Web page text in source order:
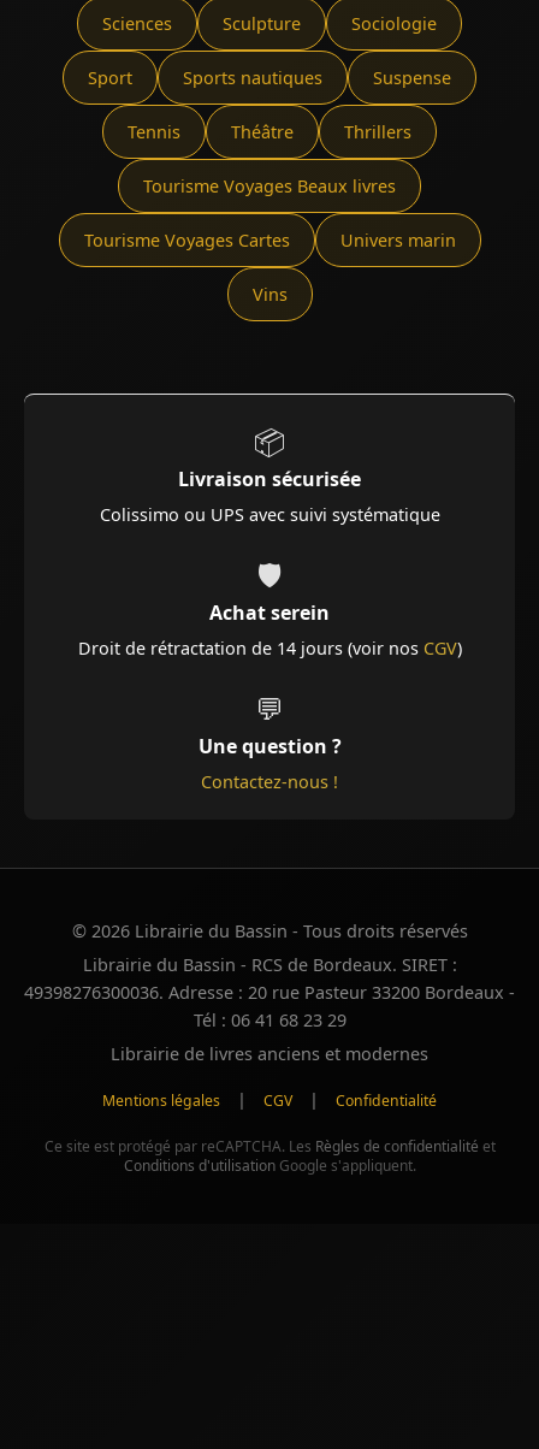
Sciences Sculpture Sociologie
Sport Sports nautiques Suspense
Tennis Théâtre Thrillers
Tourisme Voyages Beaux livres
Tourisme Voyages Cartes Univers marin
Vins
📦
Livraison sécurisée
Colissimo ou UPS avec suivi systématique
🛡️
Achat serein
Droit de rétractation de 14 jours (voir nos CGV)
💬
Une question ?
Contactez-nous !
© 2026 Librairie du Bassin - Tous droits réservés
Librairie du Bassin - RCS de Bordeaux. SIRET :
49398276300036. Adresse : 20 rue Pasteur 33200 Bordeaux -
Tél : 06 41 68 23 29
Librairie de livres anciens et modernes
Mentions légales | CGV | Confidentialité
Ce site est protégé par reCAPTCHA. Les Règles de confidentialité et
Conditions d'utilisationGoogle s'appliquent.